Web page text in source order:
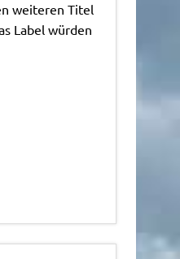
weiteren Titel
Label würden